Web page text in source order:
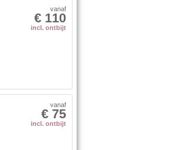
€ 110
vanaf
incl. ontbijt
€ 75
vanaf
incl. ontbijt